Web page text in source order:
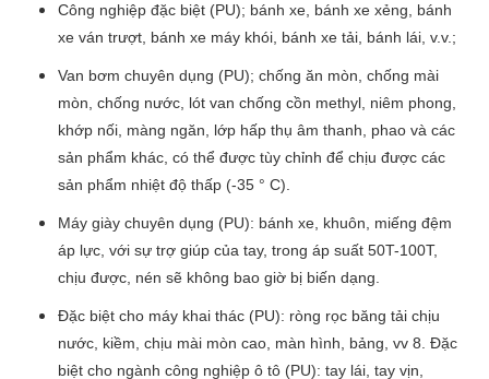
Công nghiệp đặc biệt (PU); bánh xe, bánh xe xẻng, bánh
xe ván trượt, bánh xe máy khói, bánh xe tải, bánh lái, v.v.;
Van bơm chuyên dụng (PU); chống ăn mòn, chống mài
mòn, chống nước, lót van chống cồn methyl, niêm phong,
khớp nối, màng ngăn, lớp hấp thụ âm thanh, phao và các
sản phẩm khác, có thể được tùy chỉnh để chịu được các
sản phẩm nhiệt độ thấp (-35 ° C).
Máy giày chuyên dụng (PU): bánh xe, khuôn, miếng đệm
áp lực, với sự trợ giúp của tay, trong áp suất 50T-100T,
chịu được, nén sẽ không bao giờ bị biến dạng.
Đặc biệt cho máy khai thác (PU): ròng rọc băng tải chịu
nước, kiềm, chịu mài mòn cao, màn hình, bảng, vv 8. Đặc
biệt cho ngành công nghiệp ô tô (PU): tay lái, tay vịn,